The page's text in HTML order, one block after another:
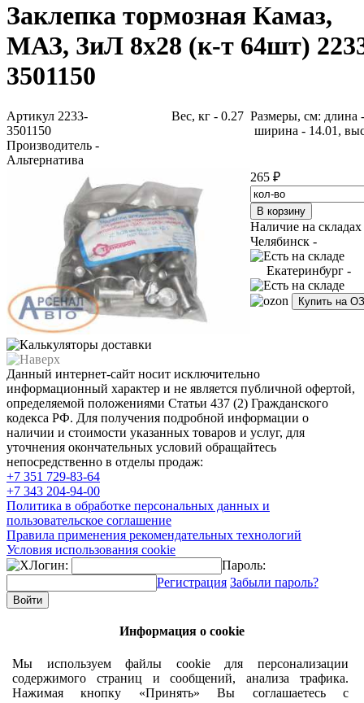
Заклепка тормозная Камаз,
МАЗ, ЗиЛ 8х28 (к-т 64шт)
3501150
Артикул 2233-
3501150
Производитель -
Альтернатива
Вес, кг - 0.27 Размеры, см: длина
ширина - 14.01,
265 ₽
Наличие на складах
Челябинск -
Екатеринбург -
Купить на
Данный интернет-сайт носит исключительно
информационный характер и не является публичной офертой,
определяемой положениями Статьи 437 (2) Гражданского
кодекса РФ. Для получения подробной информации о
наличии и стоимости указанных товаров и услуг, для
уточнения окончательных условий обращайтесь
непосредственно в отделы продаж:
+7 351 729-83-64
+7 343 204-94-00
Политика в обработке персональных данных и
пользовательское соглашение
Правила применения рекомендательных технологий
Условия использования cookie
Логин:
Пароль:
Регистрация Забыли пароль?
Информация о cookie
Мы используем файлы cookie для персонализации
содержимого страниц и сообщений, анализа трафика.
Нажимая кнопку «Принять» Вы соглашаетесь с